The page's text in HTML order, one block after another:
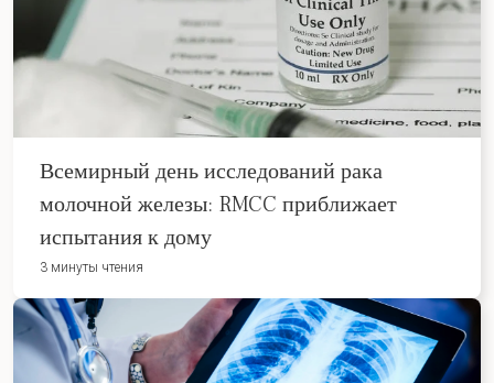
Всемирный день исследований рака
молочной железы: RMCC приближает
испытания к дому
3 минуты чтения